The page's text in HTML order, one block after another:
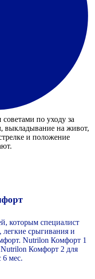
по уходу за
выкладывание на живот,
и положение
которым специалист
легкие срыгивания и
Nutrilon Комфорт 1
Nutrilon Комфорт 2 для
6 мес.